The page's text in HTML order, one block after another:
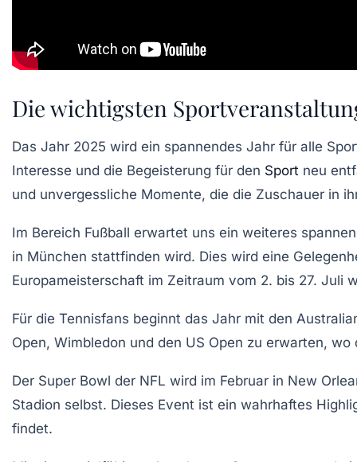
Die wichtigsten
Das Jahr 2025 wird ein spannendes Jahr für alle
Interesse und die Begeisterung für den Sport neu
und unvergessliche Momente, die die Zuschauer in
Im Bereich Fußball erwartet uns ein weiteres
in München stattfinden wird. Dies wird eine
Europameisterschaft im Zeitraum vom 2. bis 27. Juli
Für die Tennisfans beginnt das Jahr mit den
Open, Wimbledon und den US Open zu erwarten, wo
Der Super Bowl der NFL wird im Februar in New
Stadion selbst. Dieses Event ist ein wahrhaftes
findet.